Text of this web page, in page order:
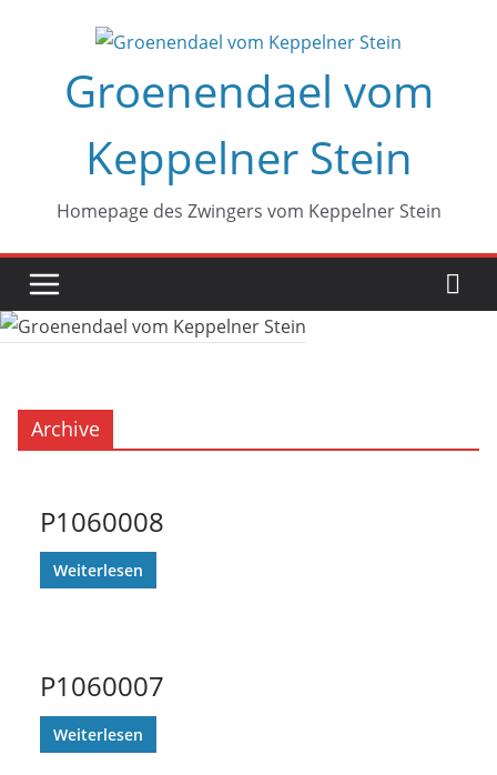
springenGroenendael vom
Keppelner Stein
Homepage des Zwingers vom Keppelner Stein
Archive
P1060008
Weiterlesen
P1060007
Weiterlesen